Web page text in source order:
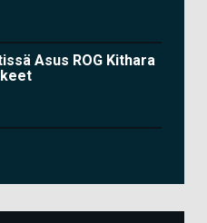
Asus ROG Kithara